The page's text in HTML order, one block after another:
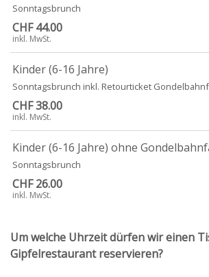
Sonntagsbrunch
CHF 44.00
inkl. MwSt.
Kinder (6-16 Jahre)
Sonntagsbrunch inkl. Retourticket
CHF 38.00
inkl. MwSt.
Kinder (6-16 Jahre) ohne
Sonntagsbrunch
CHF 26.00
inkl. MwSt.
Um welche Uhrzeit dürfen wir einen
Gipfelrestaurant reservieren?